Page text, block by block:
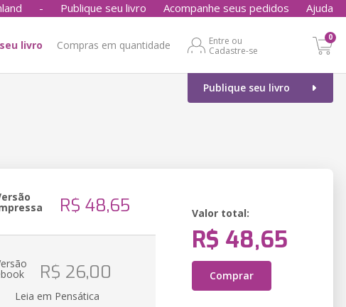
- Publique seu livro Acompanhe seus pedidos Ajuda
livro Compras em quantidade
Entre ou
Cadastre-se
0
Publique seu livro
R$ 48,65 Valor total:
R$ 48,65
Comprar
R$ 26,00
Leia em Pensática